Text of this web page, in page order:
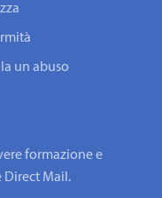
un abuso
formazione e
Direct Mail.